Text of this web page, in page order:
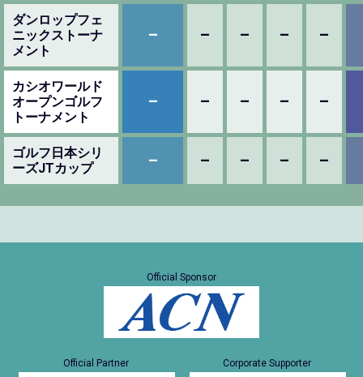
ダンロップフェ
ニックストーナ
メント
– – – – –
カシオワールド
オープンゴルフ
トーナメント
– – – – –
ゴルフ日本シリ
ーズJTカップ
– – – – –
Official Sponsor
Official Partner Corporate Supporter